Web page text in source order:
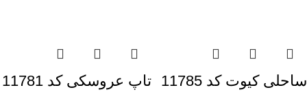
ساحلی کیوت کد 11785 تاپ عروسکی کد 11781